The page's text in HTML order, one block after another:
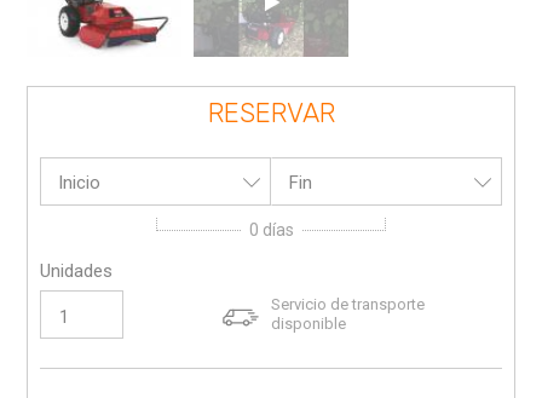
RESERVAR
Inicio Fin
0 días
Unidades
Servicio de transporte
disponible